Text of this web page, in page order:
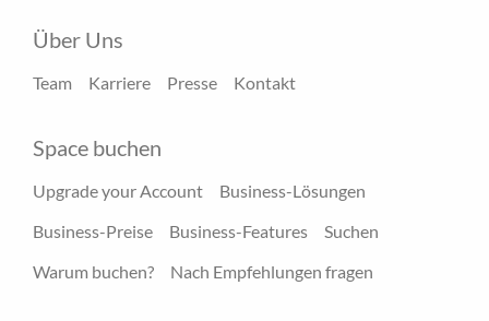
Über Uns
Team Karriere Presse Kontakt
Space buchen
Upgrade your Account
Business-Lösungen
Business-Preise
Business-Features
Suchen
Warum buchen?
Nach Empfehlungen fragen